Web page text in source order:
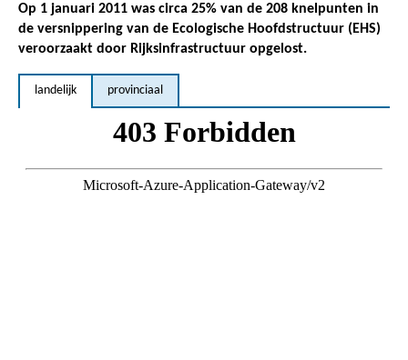
Op 1 januari 2011 was circa 25% van de 208 knelpunten in
de versnippering van de Ecologische Hoofdstructuur (EHS)
veroorzaakt door Rijksinfrastructuur opgelost.
landelijk provinciaal